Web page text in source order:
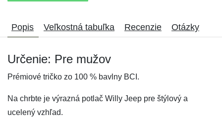
Popis Veľkostná tabuľka Recenzie Otázky
Určenie: Pre mužov
Prémiové tričko zo 100 % bavlny BCI.
Na chrbte je výrazná potlač Willy Jeep pre štýlový a
ucelený vzhľad.